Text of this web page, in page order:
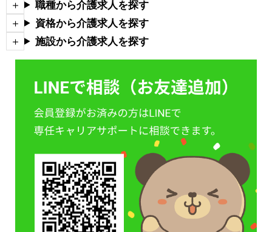
職種から介護求人を探す
資格から介護求人を探す
施設から介護求人を探す